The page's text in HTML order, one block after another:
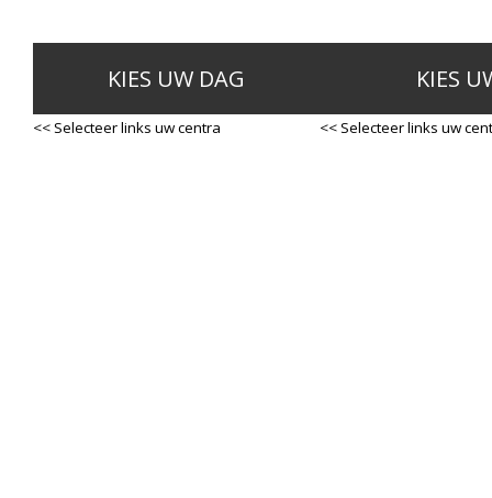
KIES UW DAG
<< Selecteer links uw centra
KIES
<< Selecteer links uw